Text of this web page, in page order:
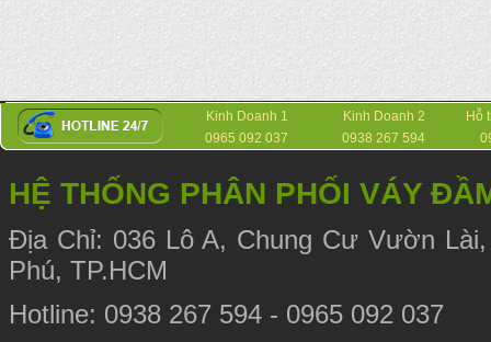
Kinh Doanh 1
0965 092 037
Kinh Doanh 2
0938 267 594
Hỗ
HỆ THỐNG PHÂN PHỐI VÁY
Địa Chỉ: 036 Lô A, Chung Cư Vườn
Phú, TP.HCM
Hotline: 0938 267 594 - 0965 092 037